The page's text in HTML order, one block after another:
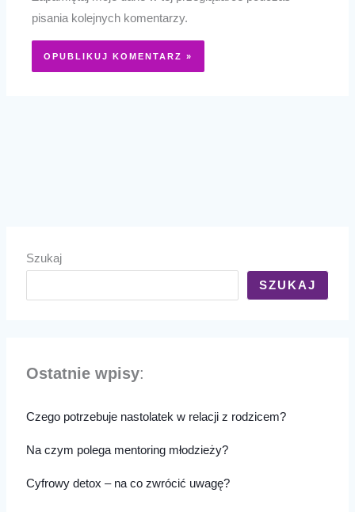
pisania kolejnych komentarzy.
Szukaj
SZUKAJ
Ostatnie wpisy:
Czego potrzebuje nastolatek w relacji z rodzicem?
Na czym polega mentoring młodzieży?
Cyfrowy detox – na co zwrócić uwagę?